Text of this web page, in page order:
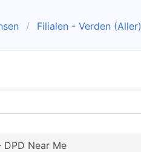
Filialen - Verden (Aller)
DPD Near Me